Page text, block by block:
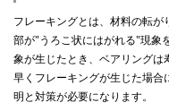
フレーキングとは、材料の転
部が"うろこ状にはがれる"現象
象が生じたとき、ベアリング
早くフレーキングが生じた場
明と対策が必要になります。